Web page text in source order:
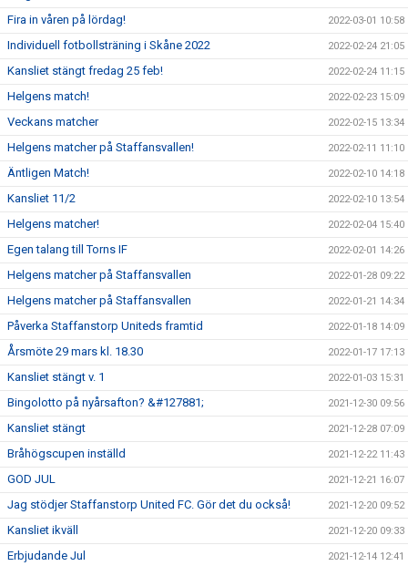
Fira in våren på lördag! 2022-03-01 10:58
Individuell fotbollsträning i Skåne 2022 2022-02-24 21:05
Kansliet stängt fredag 25 feb! 2022-02-24 11:15
Helgens match! 2022-02-23 15:09
Veckans matcher 2022-02-15 13:34
Helgens matcher på Staffansvallen! 2022-02-11 11:10
Äntligen Match! 2022-02-10 14:18
Kansliet 11/2 2022-02-10 13:54
Helgens matcher! 2022-02-04 15:40
Egen talang till Torns IF 2022-02-01 14:26
Helgens matcher på Staffansvallen 2022-01-28 09:22
Helgens matcher på Staffansvallen 2022-01-21 14:34
Påverka Staffanstorp Uniteds framtid 2022-01-18 14:09
Årsmöte 29 mars kl. 18.30 2022-01-17 17:13
Kansliet stängt v. 1 2022-01-03 15:31
Bingolotto på nyårsafton? &#127881; 2021-12-30 09:56
Kansliet stängt 2021-12-28 07:09
Bråhögscupen inställd 2021-12-22 11:43
GOD JUL 2021-12-21 16:07
Jag stödjer Staffanstorp United FC. Gör det du också! 2021-12-20 09:52
Kansliet ikväll 2021-12-20 09:33
Erbjudande Jul 2021-12-14 12:41